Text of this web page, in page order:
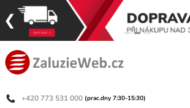
+420 773 531 000 (prac.dny 7:30-15:30)